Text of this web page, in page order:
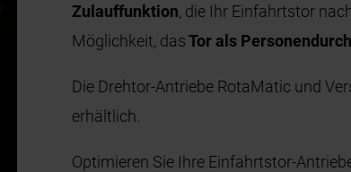
Zulauffunktion, die Ihr Einfahrtstor
Möglichkeit, dasTor als
Die Drehtor-Antriebe RotaMatic und
erhältlich.
Optimieren Sie Ihre Einfahrtstor-